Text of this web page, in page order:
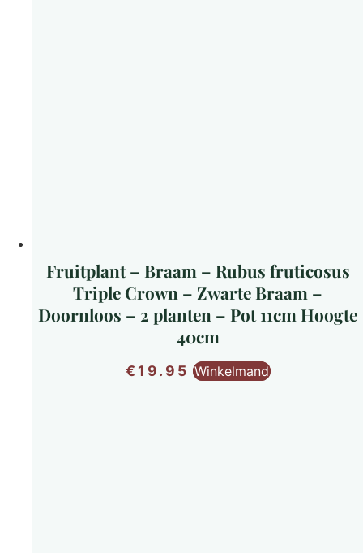
Fruitplant – Braam – Rubus fruticosus
Triple Crown – Zwarte Braam –
Doornloos – 2 planten – Pot 11cm Hoogte
40cm
€ 19.95 Winkelmand